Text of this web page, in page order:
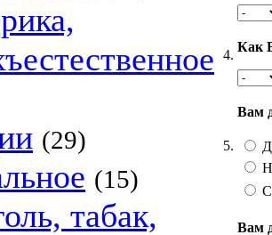
(29)
(15)
табак,
4.
Как
5.
Вам
Вам